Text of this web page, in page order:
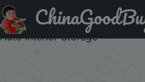
Купить по распродаже :
Storage Bag, Hanging Rear
Auto Interior Storage